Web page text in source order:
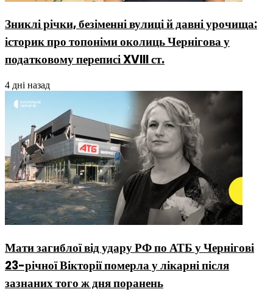
Зниклі річки, безіменні вулиці й давні урочища:
історик про топоніми околиць Чернігова у
податковому переписі XVIII ст.
4 дні назад
Мати загиблої від удару РФ по АТБ у Чернігові
23-річної Вікторії померла у лікарні після
зазнаних того ж дня поранень